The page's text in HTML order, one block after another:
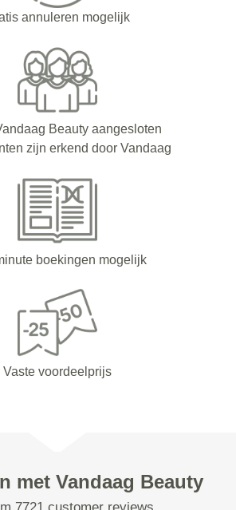
annuleren mogelijk
Beauty aangesloten
zijn erkend door Vandaag
boekingen mogelijk
Vaste voordeelprijs
met Vandaag Beauty